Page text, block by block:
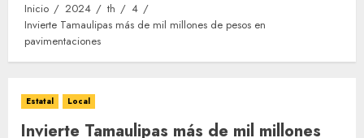
Inicio 2024 th
4
Invierte Tamaulipas más de mil millones de pesos en
pavimentaciones
Estatal Local
Invierte Tamaulipas más de mil millones